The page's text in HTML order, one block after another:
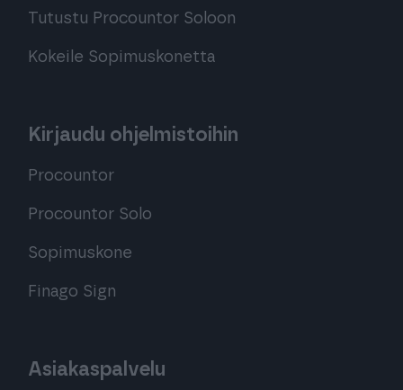
Tutustu Procountor Soloon
Kokeile Sopimuskonetta
Kirjaudu ohjelmistoihin
Procountor
Procountor Solo
Sopimuskone
Finago Sign
Asiakaspalvelu